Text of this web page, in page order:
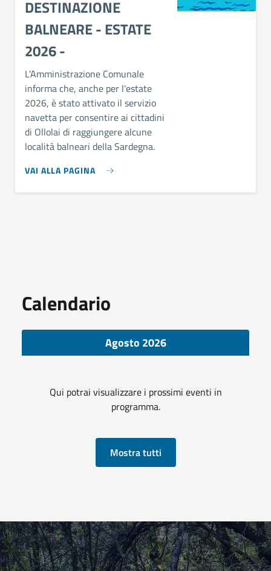
DESTINAZIONE
BALNEARE - ESTATE
2026 -
L'Amministrazione Comunale
informa che, anche per l'estate
2026, è stato attivato il servizio
navetta per consentire ai cittadini
di Ollolai di raggiungere alcune
località balneari della Sardegna.
VAI ALLA PAGINA
Calendario
Agosto 2026
Qui potrai visualizzare i prossimi eventi in
programma.
Mostra tutti